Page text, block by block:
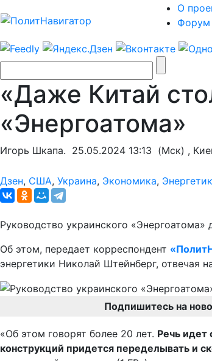
О
Форум
«Даже Китай
«Энергоатома»
Игорь Шкапа. 25.05.2024 13:13 (Мск) ,
Дзен, США, Украина, Экономика,
Руководство украинского
Об этом, передает корреспондент
энергетики Николай Штейнберг, отвечая
Подпишитесь на
«Об этом говорят более 20 лет. Речь идет
конструкций придется переделывать и